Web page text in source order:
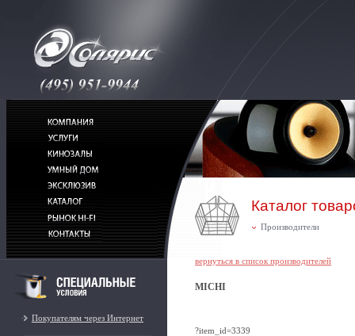
Покупателям через Интернет
Каталог
Производители
вернуться в список производителей
MICHI
?item_id=3339